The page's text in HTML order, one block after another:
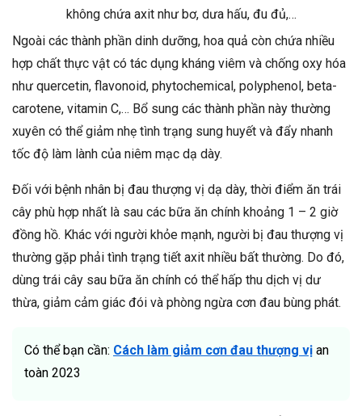
không chứa axit như bơ, dưa hấu, đu đủ,…
Ngoài các thành phần dinh dưỡng, hoa quả còn chứa nhiều
hợp chất thực vật có tác dụng kháng viêm và chống oxy hóa
như quercetin, flavonoid, phytochemical, polyphenol, beta-
carotene, vitamin C,… Bổ sung các thành phần này thường
xuyên có thể giảm nhẹ tình trạng sung huyết và đẩy nhanh
tốc độ làm lành của niêm mạc dạ dày.
Đối với bệnh nhân bị đau thượng vị dạ dày, thời điểm ăn trái
cây phù hợp nhất là sau các bữa ăn chính khoảng 1 – 2 giờ
đồng hồ. Khác với người khỏe mạnh, người bị đau thượng vị
thường gặp phải tình trạng tiết axit nhiều bất thường. Do đó,
dùng trái cây sau bữa ăn chính có thể hấp thu dịch vị dư
thừa, giảm cảm giác đói và phòng ngừa cơn đau bùng phát.
Có thể bạn cần: Cách làm giảm cơn đau thượng vị an
toàn 2023